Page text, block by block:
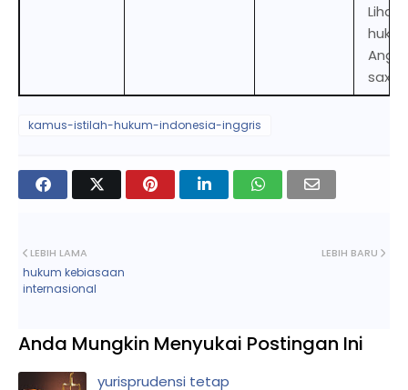
Lihat
kamus-istilah-hukum-indonesia-inggris
LEBIH BARU
LEBIH LAMA
hukum kebiasaan
internasional
Anda Mungkin Menyukai Postingan Ini
yurisprudensi tetap